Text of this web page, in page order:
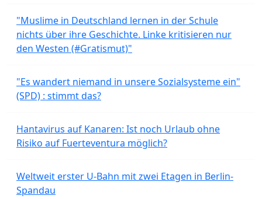
"Muslime in Deutschland lernen in der Schule
nichts über ihre Geschichte. Linke kritisieren nur
den Westen (#Gratismut)"
"Es wandert niemand in unsere Sozialsysteme ein"
(SPD) : stimmt das?
Hantavirus auf Kanaren: Ist noch Urlaub ohne
Risiko auf Fuerteventura möglich?
Weltweit erster U-Bahn mit zwei Etagen in Berlin-
Spandau